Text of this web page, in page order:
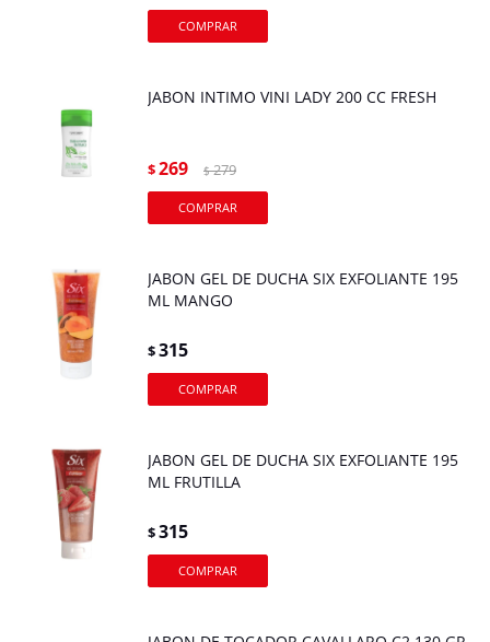
JABON INTIMO VINI LADY 200 CC FRESH
$269 $ 279
JABON GEL DE DUCHA SIX EXFOLIANTE 195
ML MANGO
$315
JABON GEL DE DUCHA SIX EXFOLIANTE 195
ML FRUTILLA
$315